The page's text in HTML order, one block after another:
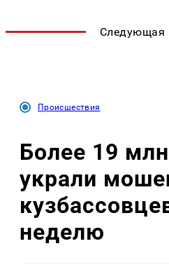
Следующая
Происшествия
Более 19
украли
неделю